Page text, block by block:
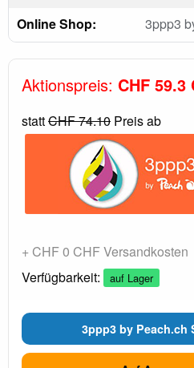
Online Shop:
3ppp3
Aktionspreis: CHF 59.3
stattCHF 74.10 Preis ab
+ CHF 0 CHF Versandkosten
Verfügbarkeit:
auf Lager
3ppp3 by Peach.ch